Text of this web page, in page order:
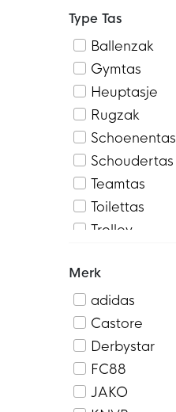
Type Tas
Ballenzak
Gymtas
Heuptasje
Rugzak
Schoenentas
Schoudertas
Teamtas
Toilettas
Trolley
Waterzak
Merk
adidas
Castore
Derbystar
FC88
JAKO